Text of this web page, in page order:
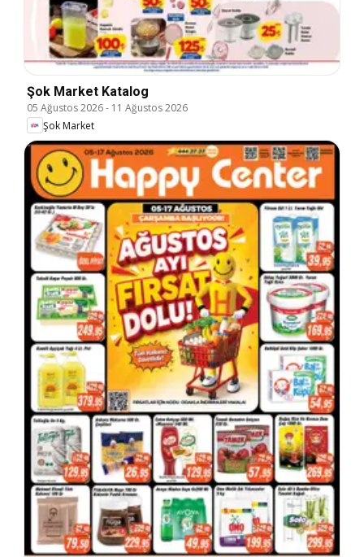
Şok Market Katalog
05 Ağustos 2026- 11 Ağustos 2026
Şok Market